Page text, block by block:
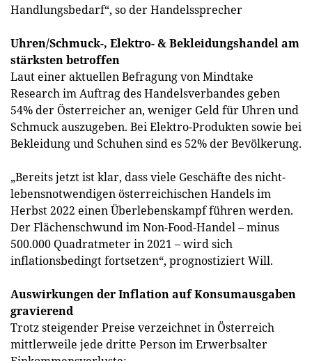
Handlungsbedarf“, so der Handelssprecher
Uhren/Schmuck-, Elektro- & Bekleidungshandel am
stärksten betroffen
Laut einer aktuellen Befragung von Mindtake
Research im Auftrag des Handelsverbandes geben
54% der Österreicher an, weniger Geld für Uhren und
Schmuck auszugeben. Bei Elektro-Produkten sowie bei
Bekleidung und Schuhen sind es 52% der Bevölkerung.
„Bereits jetzt ist klar, dass viele Geschäfte des nicht-
lebensnotwendigen österreichischen Handels im
Herbst 2022 einen Überlebenskampf führen werden.
Der Flächenschwund im Non-Food-Handel – minus
500.000 Quadratmeter in 2021 – wird sich
inflationsbedingt fortsetzen“, prognostiziert Will.
Auswirkungen der Inflation auf Konsumausgaben
gravierend
Trotz steigender Preise verzeichnet in Österreich
mittlerweile jede dritte Person im Erwerbsalter